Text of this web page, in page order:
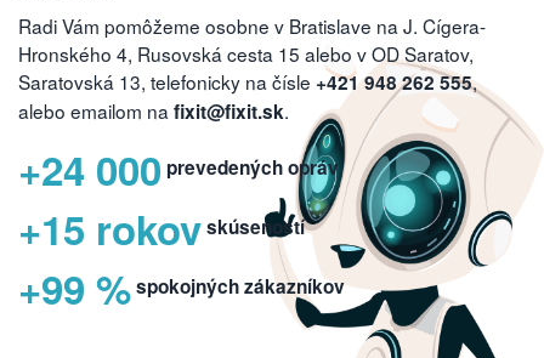
Radi Vám pomôžeme osobne v Bratislave na J. Cígera-
Hronského 4, Rusovská cesta 15 alebo v OD Saratov,
Saratovská 13, telefonicky na čísle +421 948 262 555,
alebo emailom na fixit@fixit.sk.
+24 000 prevedených opráv
+15 rokovskúseností
+99 %spokojných zákazníkov